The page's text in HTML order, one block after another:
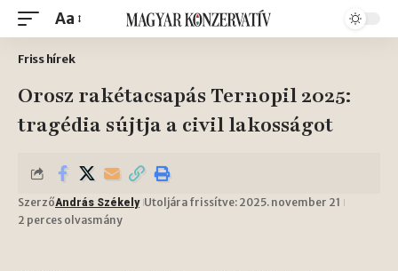
Aa
Friss hírek
Orosz rakétacsapás Ternopil 2025:
tragédia sújtja a civil lakosságot
SzerzőAndrás Székely Utoljára frissítve: 2025. november 21
2 perces olvasmány